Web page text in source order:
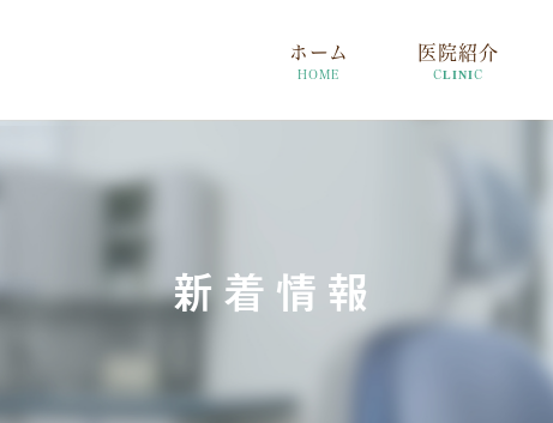
ホーム
HOME
医院紹介
CLINIC
新着情報